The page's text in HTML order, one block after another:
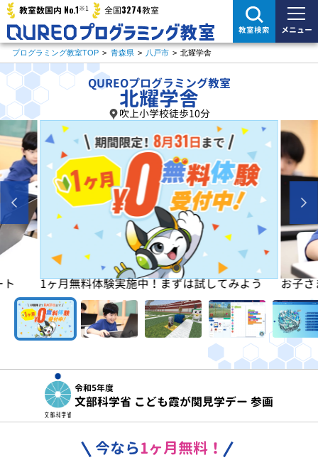
教室数国内 No.1※1 全国3274教室
教室検索 メニュー
プログラミング教室TOP > 青森県 > 八戸市 > 北耀学舎
QUREOプログラミング教室
北耀学舎
吹上小学校徒歩10分
う お子さまの「楽しい」を学びの原動力に！ 初め
令和5年度
文部科学省 こども霞が関見学デー 参画
今なら1ヶ月無料！